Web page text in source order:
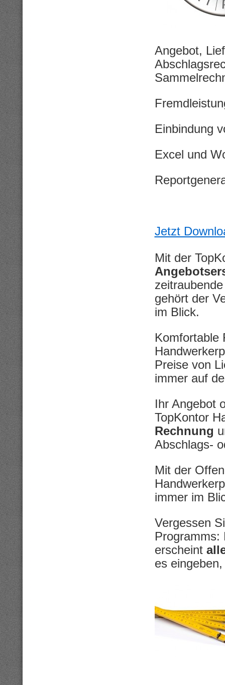
Angebot,
Einbindung
Excel und
Jetzt
Mit der
gehört der
im Blick.
Komfortable
Preise von
immer auf
Ihr Angebot
TopKontor
Rechnung
Abschlags-
Mit der
immer im
Vergessen
Programms:
erscheint
es